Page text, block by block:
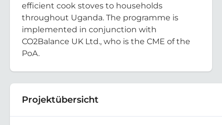
efficient cook stoves to households
throughout Uganda. The programme is
implemented in conjunction with
CO2Balance UK Ltd., who is the CME of the
PoA.
Projektübersicht